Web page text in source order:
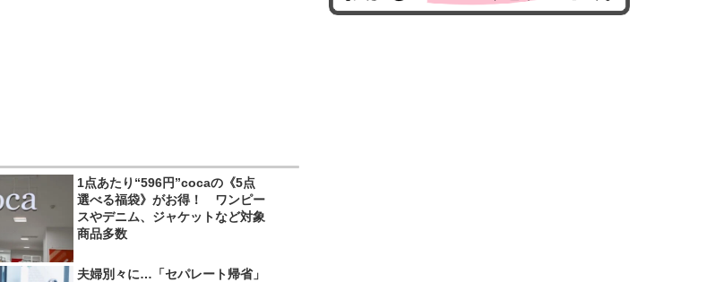
1点あたり“596円”cocaの《5点
選べる福袋》がお得！ ワンピー
スやデニム、ジャケットなど対象
商品多数
夫婦別々に…「セパレート帰省」